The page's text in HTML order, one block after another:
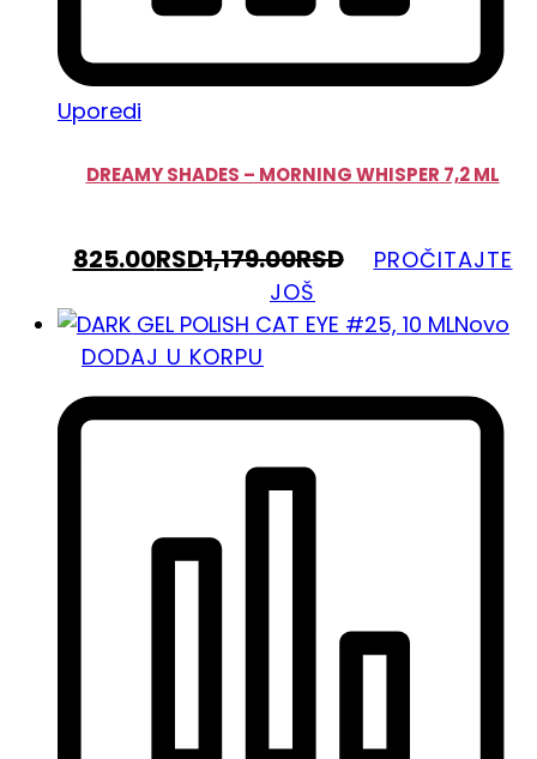
Uporedi
DREAMY SHADES – MORNING WHISPER 7,2 ML
825.00RSD1,179.00RSD
PROČITAJTE
JOŠ
Novo
DODAJ U KORPU